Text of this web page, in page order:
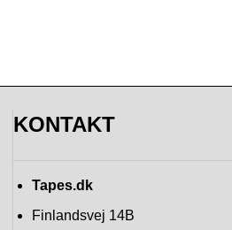
KONTAKT
Tapes.dk
Finlandsvej 14B